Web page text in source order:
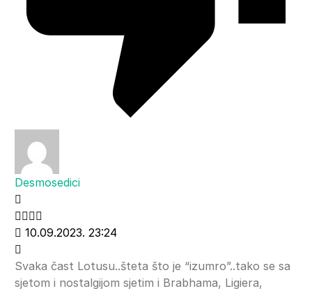
Desmosedici
10.09.2023. 23:24
Svaka čast Lotusu..šteta što je “izumro”..tako se sa
sjetom i nostalgijom sjetim i Brabhama, Ligiera,